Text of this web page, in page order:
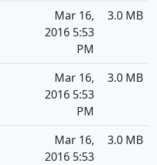
Mar 16,
2016 5:53
PM
3.0 MB
Mar 16,
2016 5:53
PM
3.0 MB
Mar 16,
2016 5:53
3.0 MB